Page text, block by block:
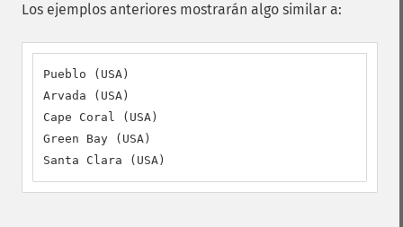
Los ejemplos anteriores mostrarán algo similar a:
Pueblo (USA)
Arvada (USA)
Cape Coral (USA)
Green Bay (USA)
Santa Clara (USA)